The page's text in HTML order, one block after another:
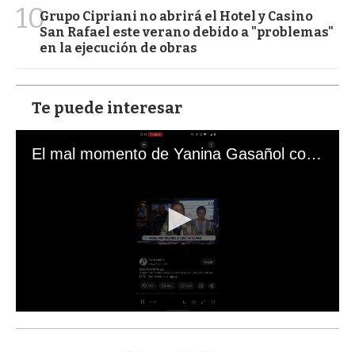
10Grupo Cipriani no abrirá el Hotel y Casino
San Rafael este verano debido a "problemas"
en la ejecución de obras
Te puede interesar
El mal momento de Yanina Gasañol con un hincha argentino en "Subrayado"
s